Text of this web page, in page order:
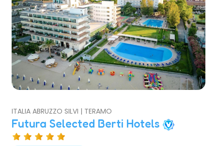
ITALIA ABRUZZO SILVI | TERAMO
Futura Selected Berti Hotels